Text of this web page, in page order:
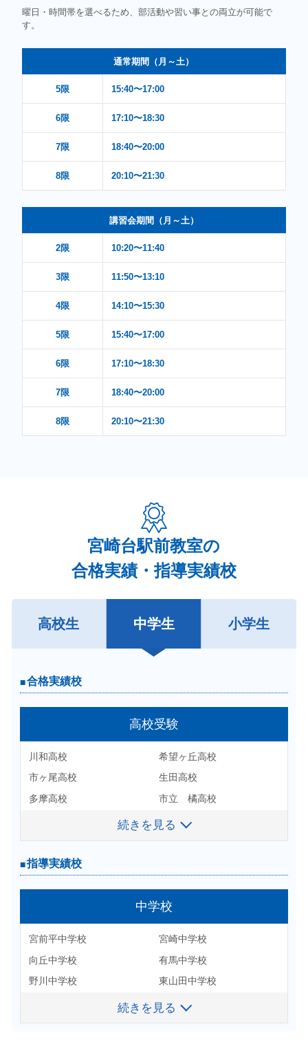
曜日・時間帯を選べるため、部活動や習い事との両立が可能で
す。
通常期間（月～土）
5限 15:40〜17:00
6限 17:10〜18:30
7限 18:40〜20:00
8限 20:10〜21:30
講習会期間（月～土）
2限 10:20〜11:40
3限 11:50〜13:10
4限 14:10〜15:30
5限 15:40〜17:00
6限 17:10〜18:30
7限 18:40〜20:00
8限 20:10〜21:30
宮崎台駅前教室の
合格実績・指導実績校
高校生 中学生 小学生
合格実績校
大学受験
東京工業大学
北海道大学 医学部 医
北海道大学 医学部 保健
横浜国立大 都市科 都市社
会
慶応大 文
慶応大 理工
早稲田大 先進理工 物理
早稲田大 社会科学
早稲田大 先進理工 応用化
早稲田大 先進理工 電気情
報
早稲田大 文化構想
早稲田大 教育
早稲田大 創造理工 環境資
早稲田大 創造理工 社会環
境
上智大 理工 物質生命理工
上智大 法
続きを見る
指導実績校
高等学校
県立高校・私立高校を対象と
した
推薦、内部進学、一般受験で
多数の指導実績があります。
合格実績校
高校受験
川和高校
希望ヶ丘高校
市ヶ尾高校
生田高校
多摩高校
市立 橘高校
新城高校
元石川高校
荏田高校
住吉高校
駒場学園高校
東京高校
東京立正高校
二松学舎大学付属高校
日出学園高校
日本工業大学駒場高校
日本大学桜丘高校
麻布大学付属高校
立教新座高校
朋友学院高校
続きを見る
指導実績校
中学校
宮前平中学校
宮崎中学校
向丘中学校
有馬中学校
野川中学校
東山田中学校
その他 多数の私立中学校
を対象とした指導実績があ
続きを見る